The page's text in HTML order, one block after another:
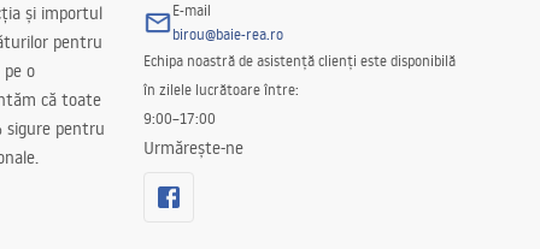
și importul
pentru
pe o
că toate
sigure pentru
E-mail
birou@baie-rea.ro
Echipa noastră de asistență clienți este disponibilă
în zilele lucrătoare între:
9:00–17:00
Urmărește-ne